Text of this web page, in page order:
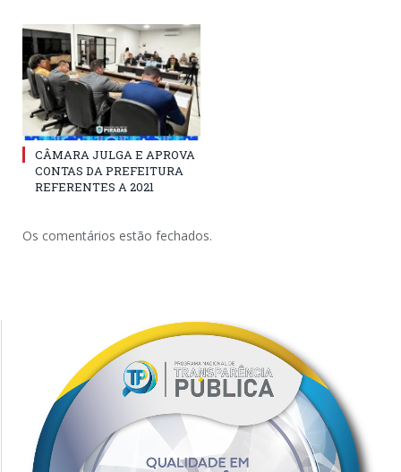
CÂMARA JULGA E APROVA
CONTAS DA PREFEITURA
REFERENTES A 2021
Os comentários estão fechados.